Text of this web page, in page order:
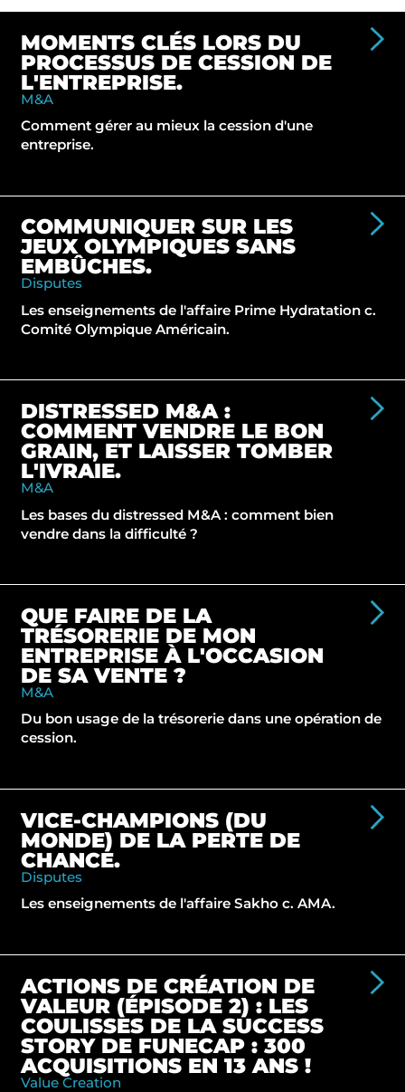
MOMENTS CLÉS LORS DU
PROCESSUS DE CESSION DE
L'ENTREPRISE.
M&A
Comment gérer au mieux la cession d'une
entreprise.
COMMUNIQUER SUR LES
JEUX OLYMPIQUES SANS
EMBÛCHES.
Disputes
Les enseignements de l'affaire Prime Hydratation c.
Comité Olympique Américain.
DISTRESSED M&A :
COMMENT VENDRE LE BON
GRAIN, ET LAISSER TOMBER
L'IVRAIE.
M&A
Les bases du distressed M&A : comment bien
vendre dans la difficulté ?
QUE FAIRE DE LA
TRÉSORERIE DE MON
ENTREPRISE À L'OCCASION
DE SA VENTE ?
M&A
Du bon usage de la trésorerie dans une opération de
cession.
VICE-CHAMPIONS (DU
MONDE) DE LA PERTE DE
CHANCE.
Disputes
Les enseignements de l'affaire Sakho c. AMA.
ACTIONS DE CRÉATION DE
VALEUR (ÉPISODE 2) : LES
COULISSES DE LA SUCCESS
STORY DE FUNECAP : 300
ACQUISITIONS EN 13 ANS !
Value Creation